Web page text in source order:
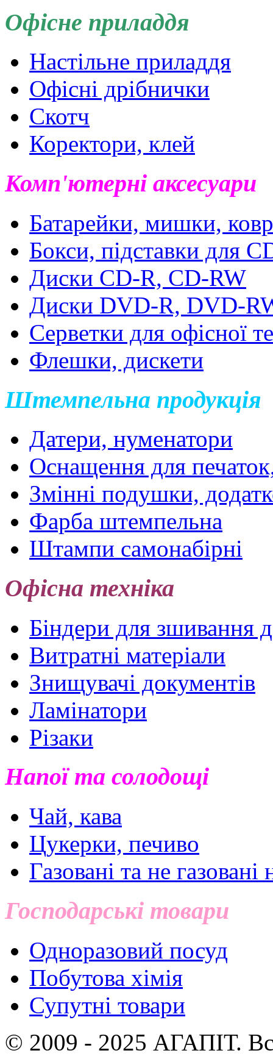
Офісне приладдя
Настільне приладдя
Офісні дрібнички
Скотч
Коректори, клей
Комп'ютерні аксесуари
Батарейки, мишки,
Бокси, підставки для
Диски CD-R, CD-RW
Диски DVD-R, DVD-
Серветки для офісної
Флешки, дискети
Штемпельна продукція
Датери, нуменатори
Оснащення для
Змінні подушки,
Фарба штемпельна
Штампи самонабірні
Офісна техніка
Біндери для зшивання
Витратні матеріали
Знищувачі документів
Ламінатори
Різаки
Напої та солодощі
Чай, кава
Цукерки, печиво
Газовані та не газовані
Господарські товари
Одноразовий посуд
Побутова хімія
Супутні товари
© 2009 - 2025 АГАПIТ.